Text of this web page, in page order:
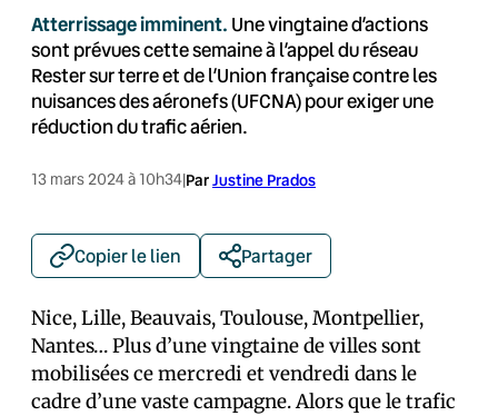
Atterrissage imminent. Une vingtaine d’actions
sont prévues cette semaine à l’appel du réseau
Rester sur terre et de l’Union française contre les
nuisances des aéronefs (UFCNA) pour exiger une
réduction du trafic aérien.
13 mars 2024 à 10h34|ParJustine Prados
Copier le lien Partager
Nice, Lille, Beauvais, Toulouse, Montpellier,
Nantes… Plus d’une vingtaine de villes sont
mobilisées ce mercredi et vendredi dans le
cadre d’une vaste campagne. Alors que le trafic